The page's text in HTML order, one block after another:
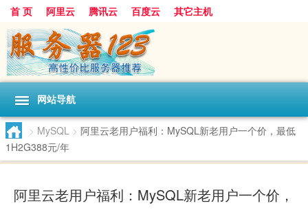
首 页 阿里云 腾讯云 百度云 其它主机
网站导航
> MySQL > 阿里云老用户福利：MySQL新老用户一个价，最低
1H2G388元/年
阿里云老用户福利：MySQL新老用户一个价，